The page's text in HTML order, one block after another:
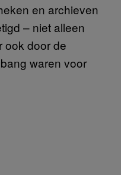
en archieven
– niet alleen
ook door de
waren voor